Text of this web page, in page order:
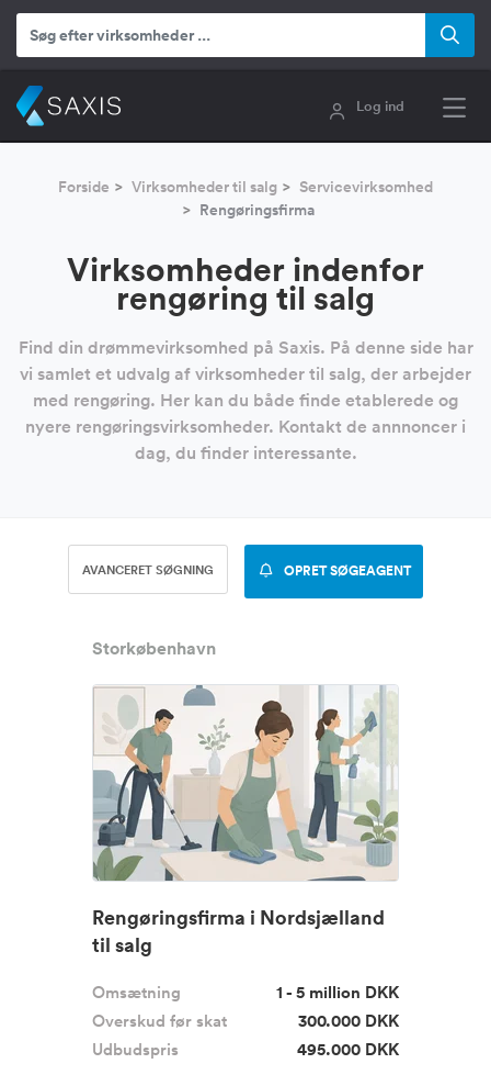
Log ind
Forside Virksomheder til salg
Servicevirksomhed
Rengøringsfirma
Virksomheder indenfor
rengøring til salg
Find din drømmevirksomhed på Saxis. På denne side har
vi samlet et udvalg af virksomheder til salg, der arbejder
med rengøring. Her kan du både finde etablerede og
nyere rengøringsvirksomheder. Kontakt de annnoncer i
dag, du finder interessante.
AVANCERET SØGNING OPRET SØGEAGENT
Storkøbenhavn
Rengøringsfirma i Nordsjælland
til salg
Omsætning
1 - 5 million DKK
Overskud før skat
300.000 DKK
Udbudspris
495.000 DKK